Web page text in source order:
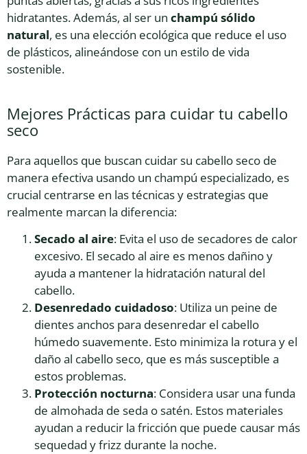
hidratantes. Además, al ser un champú sólido
natural, es una elección ecológica que reduce el uso
de plásticos, alineándose con un estilo de vida
sostenible.
Mejores Prácticas para cuidar tu cabello
seco
Para aquellos que buscan cuidar su cabello seco de
manera efectiva usando un champú especializado, es
crucial centrarse en las técnicas y estrategias que
realmente marcan la diferencia:
Secado al aire: Evita el uso de secadores de calor
excesivo. El secado al aire es menos dañino y
ayuda a mantener la hidratación natural del
cabello.
Desenredado cuidadoso: Utiliza un peine de
dientes anchos para desenredar el cabello
húmedo suavemente. Esto minimiza la rotura y el
daño al cabello seco, que es más susceptible a
estos problemas.
Protección nocturna: Considera usar una funda
de almohada de seda o satén. Estos materiales
ayudan a reducir la fricción que puede causar más
sequedad y frizz durante la noche.